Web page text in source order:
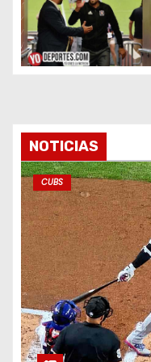
e
e
t
r
a
d
a
s
NOTICIAS
CUBS